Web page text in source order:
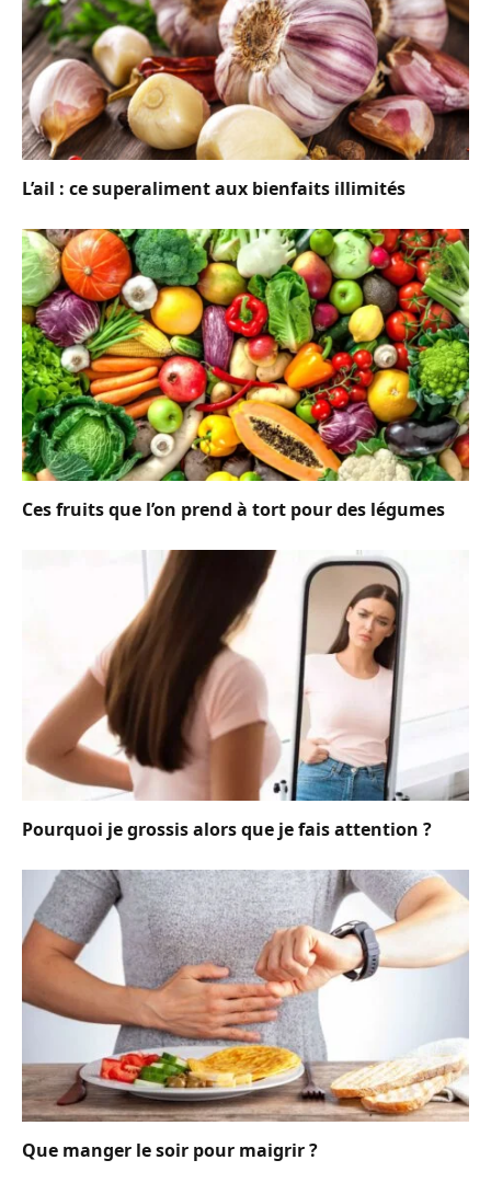
L’ail : ce superaliment aux bienfaits illimités
Ces fruits que l’on prend à tort pour des légumes
Pourquoi je grossis alors que je fais attention ?
Que manger le soir pour maigrir ?